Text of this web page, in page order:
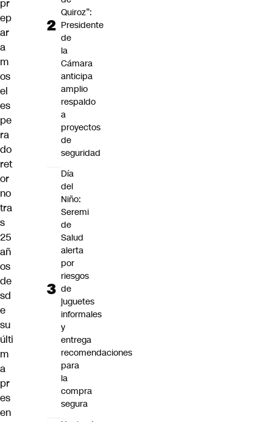
pr
ep
ar
a
m
os
el
es
pe
ra
do
ret
or
no
tra
s
25
añ
os
de
sd
e
su
últi
m
a
pr
es
en
Quiroz”:
Presidente
de
la
Cámara
anticipa
amplio
respaldo
a
proyectos
de
seguridad
Día
del
Niño:
Seremi
de
Salud
alerta
por
riesgos
de
juguetes
informales
y
entrega
recomendaciones
para
la
compra
segura